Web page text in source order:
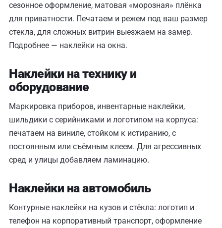
сезонное оформление, матовая «морозная» плёнка
для приватности. Печатаем и режем под ваш размер
стекла, для сложных витрин выезжаем на замер.
Подробнее — наклейки на окна.
Наклейки на технику и
оборудование
Маркировка приборов, инвентарные наклейки,
шильдики с серийниками и логотипом на корпуса:
печатаем на виниле, стойком к истиранию, с
постоянным или съёмным клеем. Для агрессивных
сред и улицы добавляем ламинацию.
Наклейки на автомобиль
Контурные наклейки на кузов и стёкла: логотип и
телефон на корпоративный транспорт, оформление